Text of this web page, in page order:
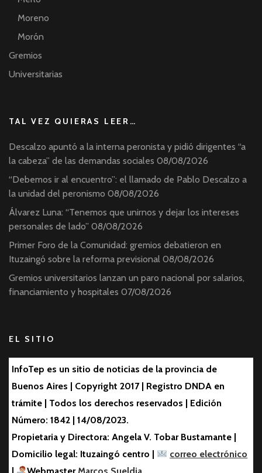
Moreno
Morón
Gremios
Universitarias
TAL VEZ QUIERAS LEER…
Descalzo apuntó a la interna peronista y pidió dirigentes “a
la cabeza” de las demandas sociales 08/08/2026
“Debemos ir al encuentro”: el llamado de Pablo Descalzo a
la unidad del peronismo 08/08/2026
Álvarez Luna: “Tenemos que unirnos y dejar los intereses
personales de lado” 08/08/2026
Primer Foro de la Comunidad: gremios debatieron en
Ituzaingó sobre la reforma previsional 08/08/2026
Gremios universitarios lanzan un paro nacional por salarios,
financiamiento y hospitales 07/08/2026
EL SITIO
InfoTep es un sitio de noticias de la provincia de
Buenos Aires | Copyright 2017 | Registro DNDA en
trámite | Todos los derechos reservados | Edición
Número: 1842 | 14/08/2023.
Propietaria y Directora: Angela V. Tobar Bustamante |
Domicilio legal: Ituzaingó centro |
correo electrónico